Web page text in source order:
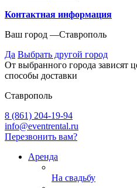
Контактная информация
Ваш город —Ставрополь
Да Выбрать другой город
От выбранного города зависят
способы доставки
Ставрополь
8 (861) 204-19-94
info@eventrental.ru
Перезвонить вам?
Аренда
На свадьбу